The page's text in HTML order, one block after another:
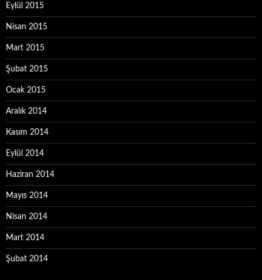
Eylül 2015
Nisan 2015
Mart 2015
Şubat 2015
Ocak 2015
Aralık 2014
Kasım 2014
Eylül 2014
Haziran 2014
Mayıs 2014
Nisan 2014
Mart 2014
Şubat 2014